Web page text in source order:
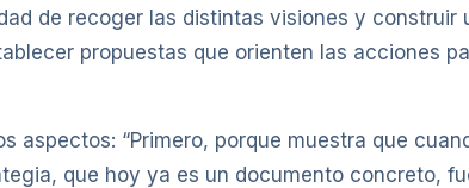
de recoger las distintas visiones y construir
propuestas que orienten las acciones
aspectos: “Primero, porque muestra que
que hoy ya es un documento concreto,